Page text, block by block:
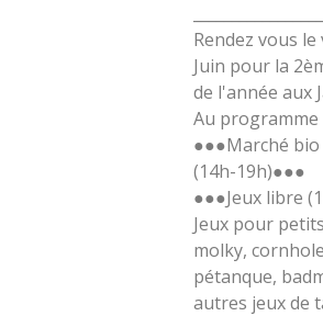
Rendez vous
Juin pour la
de l'année aux
Au programme
●●●Marché
(14h-19h)●●●
●●●Jeux libre
Jeux pour
molky,
pétanque,
autres jeux de